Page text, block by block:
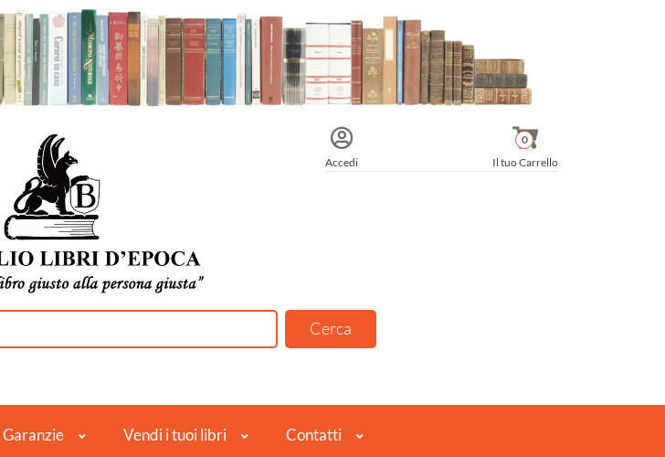
Accedi Il tuo Carrello
0
Garanzie Vendi i tuoi libri Contatti